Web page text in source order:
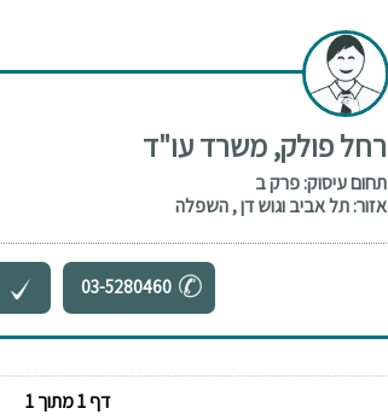
רחל פולק, משרד עו"ד
תחום עיסוק: פרק ב
אזור: תל אביב וגוש דן , השפלה
03-5280460
דף 1 מתוך 1